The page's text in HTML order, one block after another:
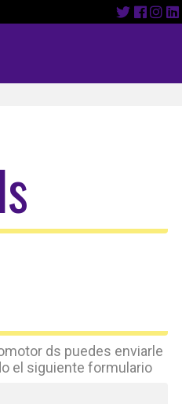
ds puedes enviarle
el siguiente formulario